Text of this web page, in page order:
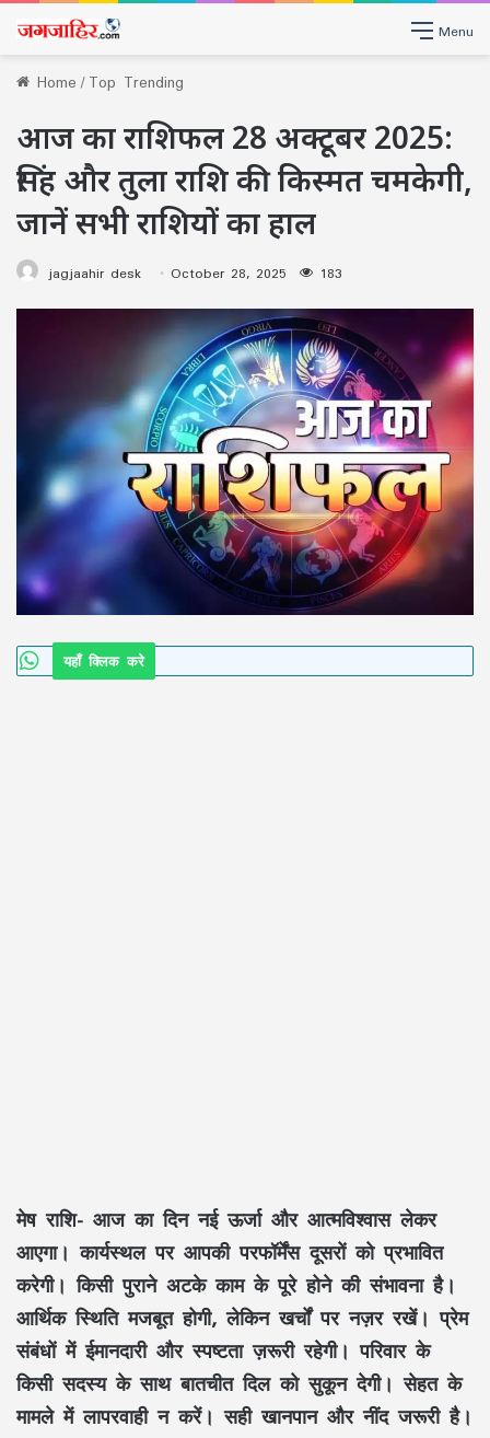
Menu
Home/Top Trending
आज का राशिफल 28 अक्टूबर 2025:
सिंह और तुला राशि की किस्मत चमकेगी,
जानें सभी राशियों का हाल
jagjaahir desk October 28, 2025 183
यहाँ क्लिक करे
मेष राशि- आज का दिन नई ऊर्जा और आत्मविश्वास लेकर
आएगा। कार्यस्थल पर आपकी परफॉर्मेंस दूसरों को प्रभावित
करेगी। किसी पुराने अटके काम के पूरे होने की संभावना है।
आर्थिक स्थिति मजबूत होगी, लेकिन खर्चों पर नज़र रखें। प्रेम
संबंधों में ईमानदारी और स्पष्टता ज़रूरी रहेगी। परिवार के
किसी सदस्य के साथ बातचीत दिल को सुकून देगी। सेहत के
मामले में लापरवाही न करें। सही खानपान और नींद जरूरी है।